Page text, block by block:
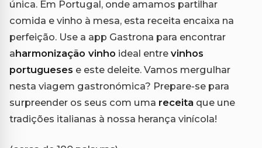
única. Em Portugal, onde amamos partilhar
comida e vinho à mesa, esta receita encaixa na
perfeição. Use a app Gastrona para encontrar
aharmonização vinho ideal entre vinhos
portugueses e este deleite. Vamos mergulhar
nesta viagem gastronómica? Prepare-se para
surpreender os seus com uma receita que une
tradições italianas à nossa herança vinícola!